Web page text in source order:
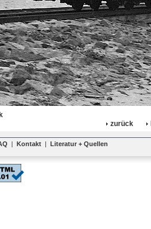
zurück
| Kontakt | Literatur + Quellen